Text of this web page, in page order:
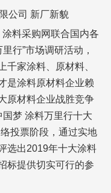
公司 新厂新貌
料采购网联合国内各
行”市场调研活动，
千家涂料、原材料、
是涂料原材料企业赖
原材料企业战胜竞争
梦 涂料万里行十大
投票阶段，通过实地
选出2019年十大涂料
标提供切实可行的参